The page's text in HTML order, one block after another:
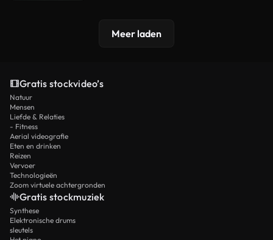
Meer laden
Gratis stockvideo’s
Natuur
Mensen
Liefde & Relaties
- Fitness
Aerial videografie
Eten en drinken
Reizen
Vervoer
Technologieën
Zoom virtuele achtergronden
Gratis stockmuziek
Synthese
Elektronische drums
sleutels